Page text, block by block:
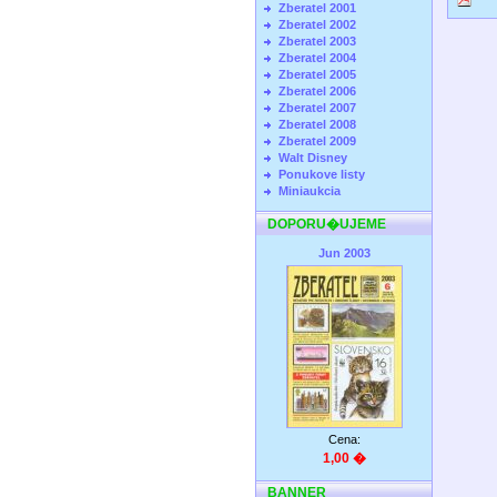
Zberatel 2001
Zberatel 2002
Zberatel 2003
Zberatel 2004
Zberatel 2005
Zberatel 2006
Zberatel 2007
Zberatel 2008
Zberatel 2009
Walt Disney
Ponukove listy
Miniaukcia
DOPORU�UJEME
Jun 2003
Cena:
1,00 �
BANNER